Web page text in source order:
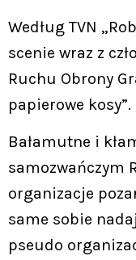
Według TVN
scenie wraz z
Ruchu Obrony
papierowe kosy”.
Bałamutne i
samozwańczym
organizacje
same sobie
pseudo